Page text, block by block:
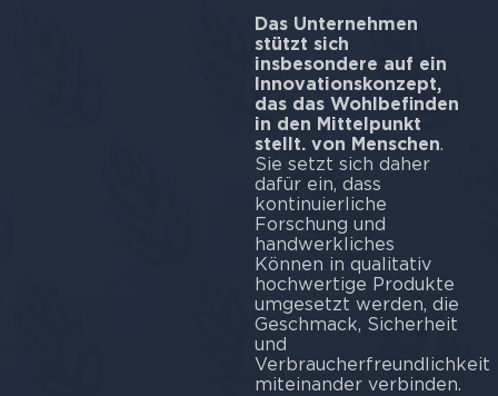
Das Unternehmen
stützt sich
insbesondere auf ein
Innovationskonzept,
das das Wohlbefinden
in den Mittelpunkt
stellt.von Menschen.
Sie setzt sich daher
dafür ein, dass
kontinuierliche
Forschung und
handwerkliches
Können in qualitativ
hochwertige Produkte
umgesetzt werden, die
Geschmack, Sicherheit
und
Verbraucherfreundlichkeit
miteinander verbinden.